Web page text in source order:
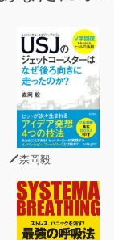
の威力を一番感
のサービスは終了
をわからない人が
っぱいです。たと
す」というお客様
、日本語に訳して
森岡毅